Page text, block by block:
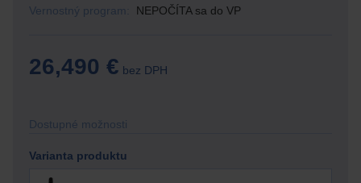
26,490 € bez DPH
Vernostný program: NEPOČÍTA sa do VP
Dostupné možnosti
Varianta produktu